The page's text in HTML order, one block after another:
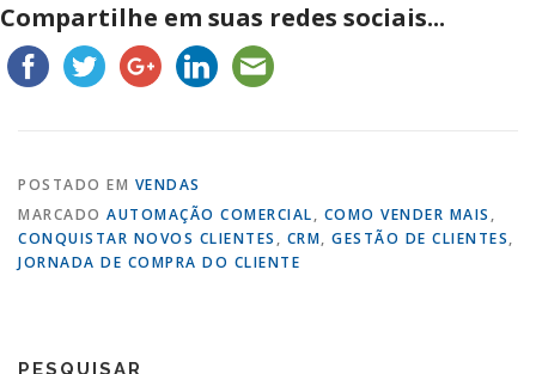
Compartilhe em suas redes sociais...
POSTADO EM VENDAS
MARCADO AUTOMAÇÃO COMERCIAL, COMO VENDER MAIS ,
CONQUISTAR NOVOS CLIENTES , CRM, GESTÃO DE CLIENTES,
JORNADA DE COMPRA DO CLIENTE
PESQUISAR